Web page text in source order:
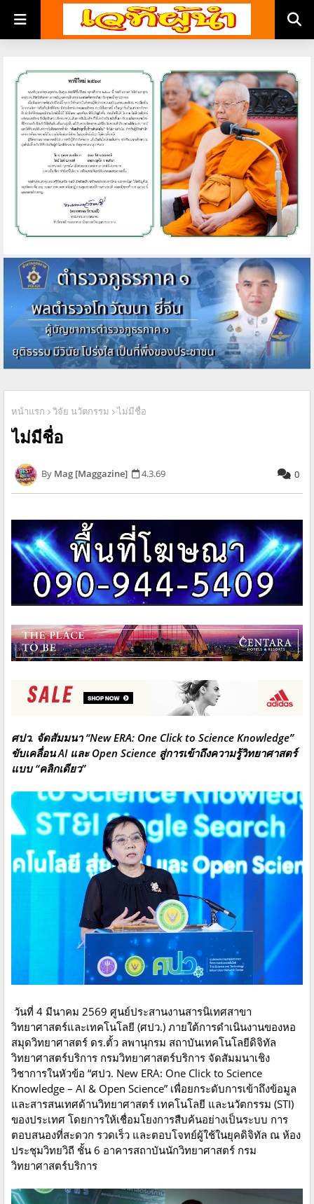
หน้าแรก วิจัย นวัตกรรม ไม่มีชื่อ
ไม่มีชื่อ
Mag [Maggazine] 4.3.69 0
ศปว. จัดสัมมนา “New ERA: One Click to Science Knowledge”
ขับเคลื่อน AI และ Open Science สู่การเข้าถึงความรู้วิทยาศาสตร์
แบบ “คลิกเดียว”
วันที่ 4 มีนาคม 2569 ศูนย์ประสานงานสารนิเทศสาขา
วิทยาศาสตร์และเทคโนโลยี (ศปว.) ภายใต้การดำเนินงานของหอ
สมุดวิทยาศาสตร์ ดร.ตั้ว ลพานุกรม สถาบันเทคโนโลยีดิจิทัล
วิทยาศาสตร์บริการ กรมวิทยาศาสตร์บริการ จัดสัมมนาเชิง
วิชาการในหัวข้อ “ศปว. New ERA: One Click to Science
Knowledge – AI & Open Science” เพื่อยกระดับการเข้าถึงข้อมูล
และสารสนเทศด้านวิทยาศาสตร์ เทคโนโลยี และนวัตกรรม (STI)
ของประเทศ โดยการให้เชื่อมโยงการสืบค้นอย่างเป็นระบบ การ
ตอบสนองที่สะดวก รวดเร็ว และตอบโจทย์ผู้ใช้ในยุคดิจิทัล ณ ห้อง
ประชุมวิทยวิถี ชั้น 6 อาคารสถาบันนักวิทยาศาสตร์ กรม
วิทยาศาสตร์บริการ